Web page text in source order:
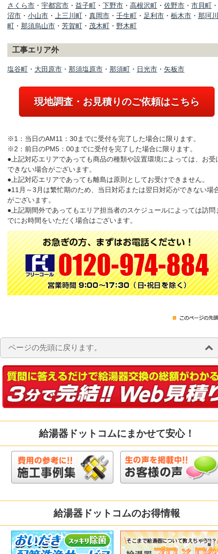
さくら市 ・ 宇都宮市 ・ 益子町 ・ 下野市 ・ 高根沢町 ・ 佐野市 ・ 市貝町 ・
沼市 ・ 小山市 ・ 上三川町 ・ 真岡市 ・ 壬生町 ・ 足利市 ・ 栃木市 ・ 那珂川
町 ・ 那須烏山市 ・ 芳賀町 ・ 茂木町 ・ 野木町
工事エリア外
塩谷町 ・ 大田原市 ・ 那須塩原市 ・ 那須町 ・ 日光市 ・ 矢板市
現地調査・お見積りのご依頼はこちら
※1：当日のAM11：30までに受付を完了した場合に限ります。
※2：前日のPM5：00までに受付を完了した場合に限ります。
●上記対応エリアであっても商品の種類や設置環境によっては、お受
できない場合がございます。
●上記対応エリアであっても離島は原則としてお受けできません。
●11月～3月は繁忙期のため、当日対応または翌日対応ができない場
がございます。
●上記期間外であってもエリア担当者のスケジュールによっては訪問
でにお時間をいただく場合はございます。
ページの先頭に戻ります。
給湯器ドットコムにまかせて安心！
給湯器ドットコムのお得情報